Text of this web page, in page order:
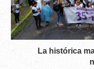
La histórica